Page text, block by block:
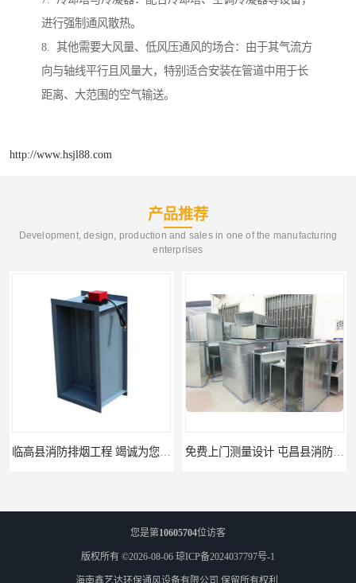
进行强制通风散热。
8. 其他需要大风量、低风压通风的场合：由于其气流方
向与轴线平行且风量大，特别适合安装在管道中用于长
距离、大范围的空气输送。
http://www.hsjl88.com
产品推荐
Development, design, production and sales in one of the manufacturing
enterprises
临高县消防排烟工程 竭诚为您服务 免费上门测量设计 屯昌县消防排烟辅材
您是第10605704位访客
版权所有 ©2026-08-06 琼ICP备2024037797号-1
海南鑫艺达环保通风设备有限公司 保留所有权利.